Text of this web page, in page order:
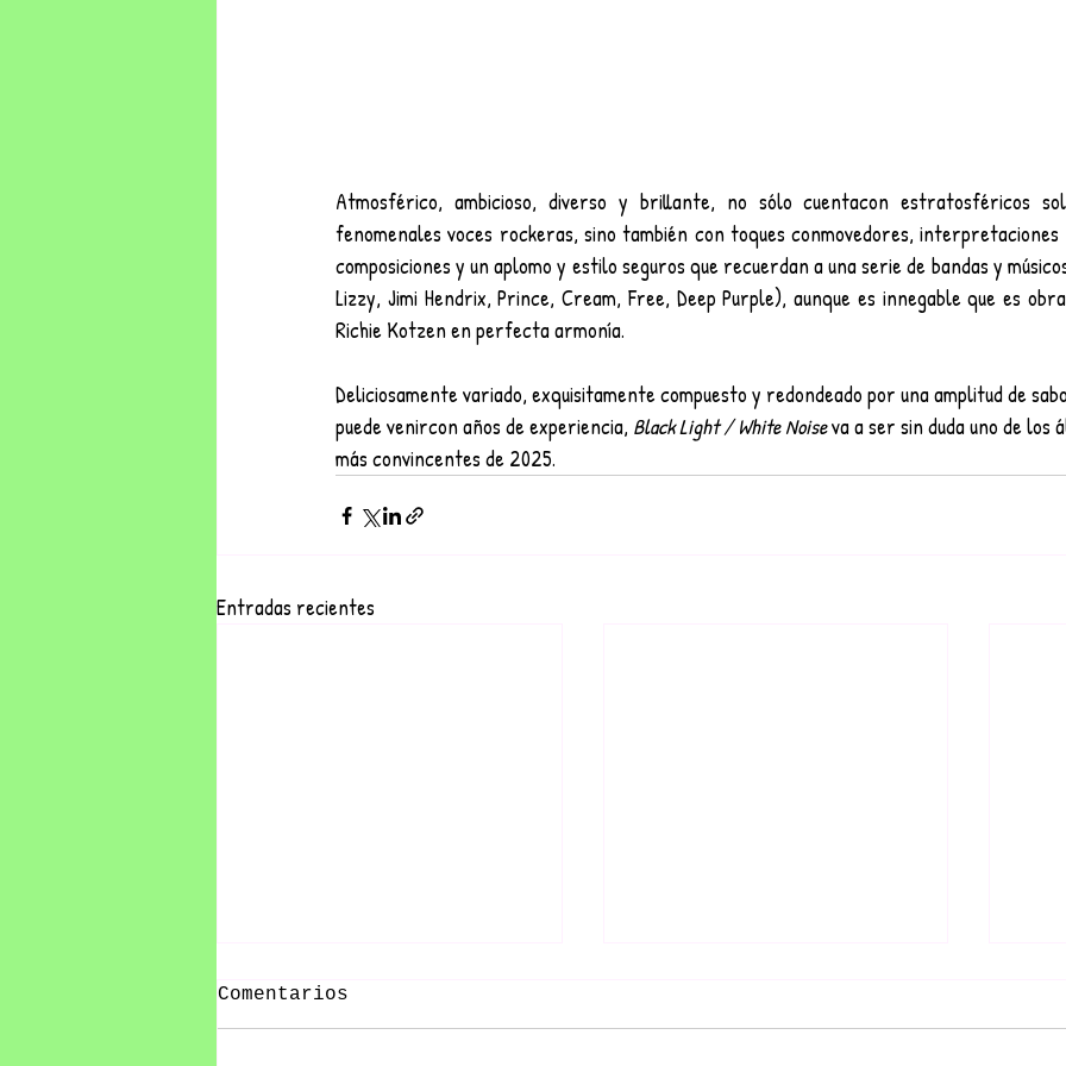
Atmosférico, ambicioso, diverso y brillante, no sólo cuentacon estratosféricos
fenomenales voces rockeras, sino también con toques conmovedores,
composiciones y un aplomo y estilo seguros que recuerdan a una serie de bandas y
Lizzy, Jimi Hendrix, Prince, Cream, Free, Deep Purple), aunque es innegable que es
Richie Kotzen en perfecta armonía.
Deliciosamente variado, exquisitamente compuesto y redondeado por una amplitud de
puede venircon años de experiencia, Black Light / White Noise va a ser sin duda uno de los
más convincentes de 2025.
Entradas recientes
Comentarios